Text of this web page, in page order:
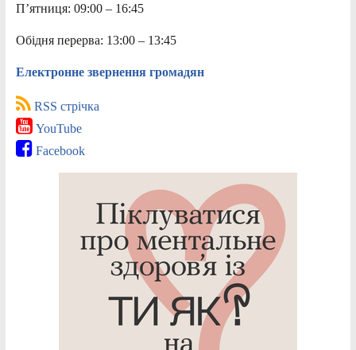
П’ятниця: 09:00 – 16:45
Обідня перерва: 13:00 – 13:45
Електронне звернення громадян
RSS стрічка
YouTube
Facebook